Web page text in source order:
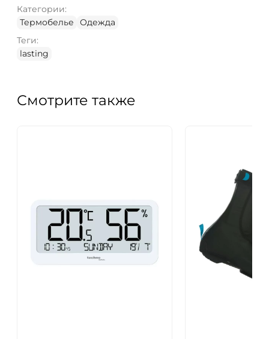
Категории:
Термобелье
Одежда
Теги:
lasting
Смотрите также